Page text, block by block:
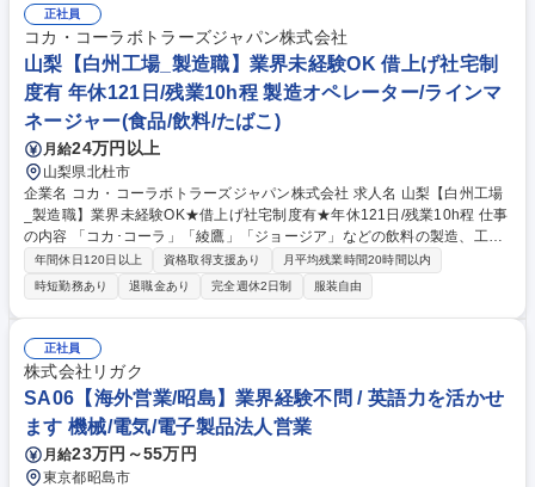
修理 など ※基本的にクリーンルーム内作業での作業となります。冷暖房
も完備されており、1年を通じて快適に業務に臨める環境です ※月に数回
宿泊を伴う出張が発生する可能性があります（長野県・青森県） 募集職種
[山梨/転勤無]半導体製造装置の保守・保全/年休126日/夜勤無/入社祝い金
支給
正社員
コカ・コーラボトラーズジャパン株式会社
山梨【白州工場_製造職】業界未経験OK 借上げ社宅制
度有 年休121日/残業10h程 製造オペレーター/ラインマ
ネージャー(食品/飲料/たばこ)
月給24万円以上
山梨県北杜市
企業名 コカ・コーラボトラーズジャパン株式会社 求人名 山梨【白州工場
_製造職】業界未経験OK★借上げ社宅制度有★年休121日/残業10h程 仕事
の内容 「コカ･コーラ」「綾鷹」「ジョージア」などの飲料の製造、工場
運営を担っていただきます。安全性･高品質･効率･働きやすい環境づくり
等、自身が興味あるプロジェクトにも参画し、主体的に運営に携われま
す。 ＜具体的には＞ ■自社製品製造時における規格管理 ■省人化,自働化の
進む最新機器を始めとした製造ラインの運転管理,品種毎の調整,メンテナ
ンス業務 ■生産効率やエネルギー効率向上に向けた改善活動,設備の検討や
改造のリード ■新製品開発や新技術導入時の商業生産化に向けた製造技術
の構築及び検証 ■各機械毎に頻度に準じた点検･整備の実施 ■プログラムに
準じたサニテーション(洗浄)の実施,生産設備の維持管理 募集職種 山梨
【白州工場_製造職】業界未経験OK★借上げ社宅制度有★年休121日/残業
10h程
年間休日120日以上 資格取得支援あり
月平均残業時間20時間以内
時短勤務あり
退職金あり 完全週休2日制 服装自由
正社員
株式会社リガク
SA06【海外営業/昭島】業界経験不問 / 英語力を活かせ
ます 機械/電気/電子製品法人営業
月給23万円～55万円
東京都昭島市